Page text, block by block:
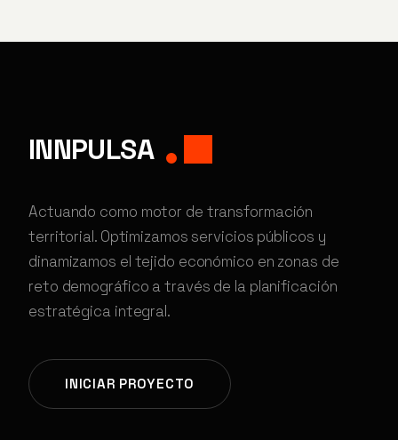
INNPULSA
Actuando como motor de transformación
territorial. Optimizamos servicios públicos y
dinamizamos el tejido económico en zonas de
reto demográfico a través de la planificación
estratégica integral.
INICIAR PROYECTO